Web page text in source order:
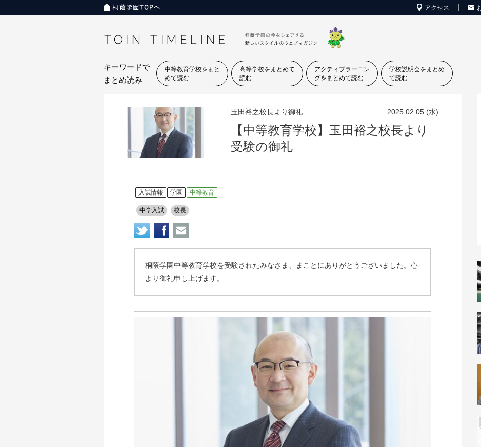
アクセス
キーワードで
まとめ読み
中等教育学校をまと
めて読む
高等学校をまとめて
読む
アクティブラーニン
グをまとめて読む
学校説明会をまとめ
て読む
玉田裕之校長より御礼 2025.02.05 (水)
【中等教育学校】玉田裕之校長より
受験の御礼
入試情報 学園 中等教育
中学入試 校長
桐蔭学園中等教育学校を受験されたみなさま、まことにありがとうございました。心
より御礼申し上げます。